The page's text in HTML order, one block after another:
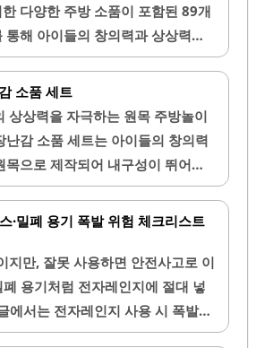
다양한 주방 소품이 포함된 89개
해 아이들의 창의력과 상상력을
리하게 사용할 수 있으며, 다양한
나오는 기능이 있어 아이들이
어 실제 주방과 유사한 경험을 제
습니다. 색깔이 다양한 소품들이
가벼운 플라스틱 소재로 제작되어
소품 세트
상상력을 자극하는 원목 주방놀이
감 소품 세트는 아이들의 창의력
으로 제작되어 내구성이 뛰어나
어 조작이 간편하며, 아이들이 쉽
테일이 뛰어나 시각적으로도 매력
통해 다양한 역할 놀이를 즐길 수
을 줄 수 있는 요소가 포함되어 있
도 적합합니다. 배송이 빠르며, 고
이 안전하게 사용할 수 있도록 모
·밀폐 용기 폭발 위험 체크리스트
지만, 잘못 사용하면 안전사고로 이
용기처럼 전자레인지에 절대 넣
에서는 전자레인지 사용 시 폭발
알려드릴게요.1. 전자레인지에